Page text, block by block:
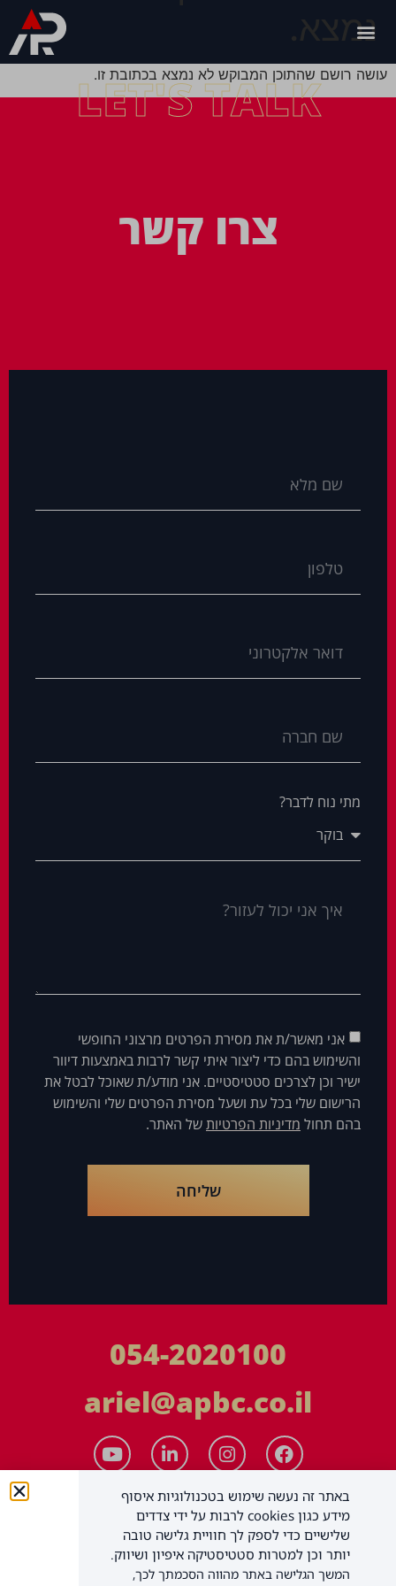
נמצא.
עושה רושם שהתוכן המבוקש לא נמצא בכתובת זו.
LET'S TALK
צרו קשר
מתי נוח לדבר?
אני מאשר/ת את מסירת הפרטים מרצוני החופשי
והשימוש בהם כדי ליצור איתי קשר לרבות באמצעות דיוור
ישיר וכן לצרכים סטטיסטיים. אני מודע/ת שאוכל לבטל את
הרישום שלי בכל עת ושעל מסירת הפרטים שלי והשימוש
בהם תחול מדיניות הפרטיותשל האתר.
שליחה
054-2020100
ariel@apbc.co.il
באתר זה נעשה שימוש בטכנולוגיות איסוף
מידע כגון cookies לרבות על ידי צדדים
שלישיים כדי לספק לך חוויית גלישה טובה
יותר וכן למטרות סטטיסטיקה איפיון ושיווק.
המשך הגלישה באתר מהווה הסכמתך לכך,